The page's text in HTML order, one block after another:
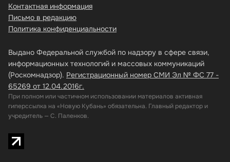
Выдано Федеральной службой по надзору в сфере связи,
информационных технологий и массовых коммуникаций
(Роскомнадзор). Регистрационный номер СМИ Эл № ФС 77 -
65269 от 12.04.2016г.
При полном или частичном использовании материалов активная
гиперссылка на «Новую Кубань» обязательна. Главный редактор и
учредитель — С. Паленков.
Контактная информация
Письмо в редакцию
Политика конфиденциальности